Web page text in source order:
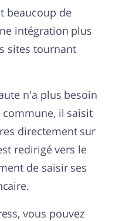
beaucoup de
intégration plus
sites tournant
n'a plus besoin
il saisit
directement sur
redirigé vers le
de saisir ses
vous pouvez